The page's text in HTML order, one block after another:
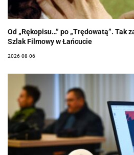
Od „Rękopisu…” po „Trędowatą”. Tak
Szlak Filmowy w Łańcucie
2026-08-06